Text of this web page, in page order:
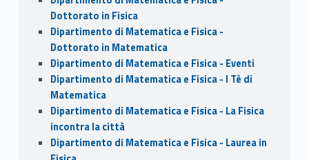
Dottorato in Fisica
Dipartimento di Matematica e Fisica -
Dottorato in Matematica
Dipartimento di Matematica e Fisica - Eventi
Dipartimento di Matematica e Fisica - I Tè di
Matematica
Dipartimento di Matematica e Fisica - La Fisica
incontra la città
Dipartimento di Matematica e Fisica - Laurea in